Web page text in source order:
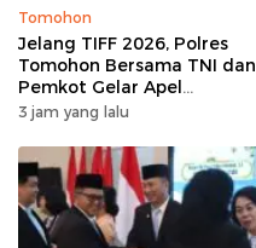
Tomohon
Jelang TIFF 2026, Polres
Tomohon Bersama TNI dan
Pemkot Gelar Apel
Kesiapan Pengamanan
3 jam yang lalu